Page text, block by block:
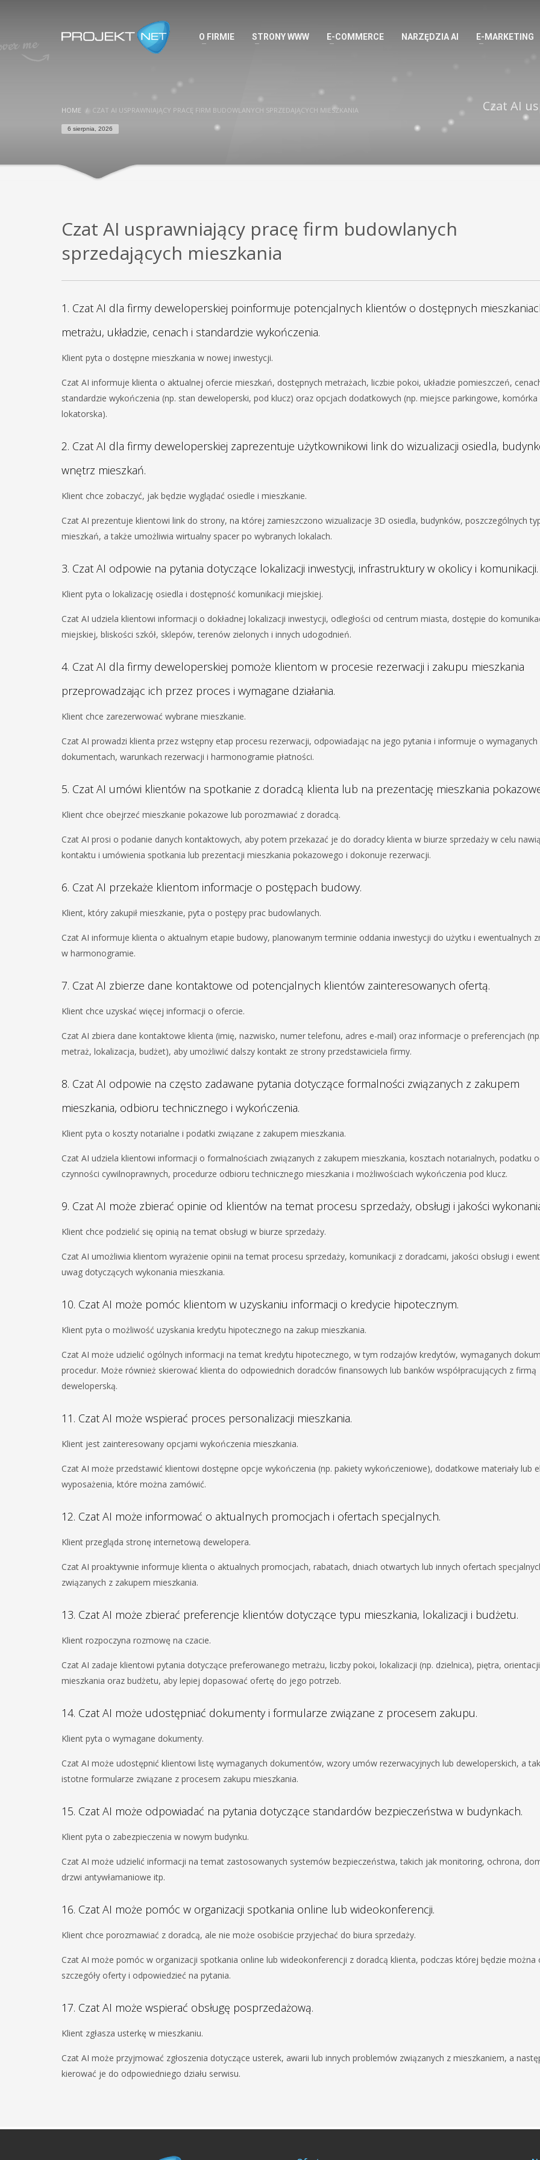
O FIRMIE STRONY WWW E-COMMERCE NARZĘDZIA AI E-MARKETING
HOME CZAT AI USPRAWNIAJĄCY PRACĘ FIRM BUDOWLANYCH SPRZEDAJĄCYCH MIESZKANIA
6 sierpnia, 2026
Czat AI
Czat AI usprawniający pracę firm budowlanych
sprzedających mieszkania
1. Czat AI dla firmy deweloperskiej poinformuje potencjalnych klientów o dostępnych
metrażu, układzie, cenach i standardzie wykończenia.
Klient pyta o dostępne mieszkania w nowej inwestycji.
Czat AI informuje klienta o aktualnej ofercie mieszkań, dostępnych metrażach, liczbie pokoi, układzie pomieszczeń,
standardzie wykończenia (np. stan deweloperski, pod klucz) oraz opcjach dodatkowych (np. miejsce parkingowe, komórka
lokatorska).
2. Czat AI dla firmy deweloperskiej zaprezentuje użytkownikowi link do wizualizacji osiedla,
wnętrz mieszkań.
Klient chce zobaczyć, jak będzie wyglądać osiedle i mieszkanie.
Czat AI prezentuje klientowi link do strony, na której zamieszczono wizualizacje 3D osiedla, budynków, poszczególnych
mieszkań, a także umożliwia wirtualny spacer po wybranych lokalach.
3. Czat AI odpowie na pytania dotyczące lokalizacji inwestycji, infrastruktury w okolicy i komunikacji.
Klient pyta o lokalizację osiedla i dostępność komunikacji miejskiej.
Czat AI udziela klientowi informacji o dokładnej lokalizacji inwestycji, odległości od centrum miasta, dostępie do
miejskiej, bliskości szkół, sklepów, terenów zielonych i innych udogodnień.
4. Czat AI dla firmy deweloperskiej pomoże klientom w procesie rezerwacji i zakupu mieszkania
przeprowadzając ich przez proces i wymagane działania.
Klient chce zarezerwować wybrane mieszkanie.
Czat AI prowadzi klienta przez wstępny etap procesu rezerwacji, odpowiadając na jego pytania i informuje o wymaganych
dokumentach, warunkach rezerwacji i harmonogramie płatności.
5. Czat AI umówi klientów na spotkanie z doradcą klienta lub na prezentację mieszkania
Klient chce obejrzeć mieszkanie pokazowe lub porozmawiać z doradcą.
Czat AI prosi o podanie danych kontaktowych, aby potem przekazać je do doradcy klienta w biurze sprzedaży w celu
kontaktu i umówienia spotkania lub prezentacji mieszkania pokazowego i dokonuje rezerwacji.
6. Czat AI przekaże klientom informacje o postępach budowy.
Klient, który zakupił mieszkanie, pyta o postępy prac budowlanych.
Czat AI informuje klienta o aktualnym etapie budowy, planowanym terminie oddania inwestycji do użytku i ewentualnych
w harmonogramie.
7. Czat AI zbierze dane kontaktowe od potencjalnych klientów zainteresowanych ofertą.
Klient chce uzyskać więcej informacji o ofercie.
Czat AI zbiera dane kontaktowe klienta (imię, nazwisko, numer telefonu, adres e-mail) oraz informacje o preferencjach (np.
metraż, lokalizacja, budżet), aby umożliwić dalszy kontakt ze strony przedstawiciela firmy.
8. Czat AI odpowie na często zadawane pytania dotyczące formalności związanych z zakupem
mieszkania, odbioru technicznego i wykończenia.
Klient pyta o koszty notarialne i podatki związane z zakupem mieszkania.
Czat AI udziela klientowi informacji o formalnościach związanych z zakupem mieszkania, kosztach notarialnych, podatku
czynności cywilnoprawnych, procedurze odbioru technicznego mieszkania i możliwościach wykończenia pod klucz.
9. Czat AI może zbierać opinie od klientów na temat procesu sprzedaży, obsługi i jakości
Klient chce podzielić się opinią na temat obsługi w biurze sprzedaży.
Czat AI umożliwia klientom wyrażenie opinii na temat procesu sprzedaży, komunikacji z doradcami, jakości obsługi i
uwag dotyczących wykonania mieszkania.
10. Czat AI może pomóc klientom w uzyskaniu informacji o kredycie hipotecznym.
Klient pyta o możliwość uzyskania kredytu hipotecznego na zakup mieszkania.
Czat AI może udzielić ogólnych informacji na temat kredytu hipotecznego, w tym rodzajów kredytów, wymaganych
procedur. Może również skierować klienta do odpowiednich doradców finansowych lub banków współpracujących z firmą
deweloperską.
11. Czat AI może wspierać proces personalizacji mieszkania.
Klient jest zainteresowany opcjami wykończenia mieszkania.
Czat AI może przedstawić klientowi dostępne opcje wykończenia (np. pakiety wykończeniowe), dodatkowe materiały lub
wyposażenia, które można zamówić.
12. Czat AI może informować o aktualnych promocjach i ofertach specjalnych.
Klient przegląda stronę internetową dewelopera.
Czat AI proaktywnie informuje klienta o aktualnych promocjach, rabatach, dniach otwartych lub innych ofertach
związanych z zakupem mieszkania.
13. Czat AI może zbierać preferencje klientów dotyczące typu mieszkania, lokalizacji i budżetu.
Klient rozpoczyna rozmowę na czacie.
Czat AI zadaje klientowi pytania dotyczące preferowanego metrażu, liczby pokoi, lokalizacji (np. dzielnica), piętra, orientacji
mieszkania oraz budżetu, aby lepiej dopasować ofertę do jego potrzeb.
14. Czat AI może udostępniać dokumenty i formularze związane z procesem zakupu.
Klient pyta o wymagane dokumenty.
Czat AI może udostępnić klientowi listę wymaganych dokumentów, wzory umów rezerwacyjnych lub deweloperskich, a
istotne formularze związane z procesem zakupu mieszkania.
15. Czat AI może odpowiadać na pytania dotyczące standardów bezpieczeństwa w budynkach.
Klient pyta o zabezpieczenia w nowym budynku.
Czat AI może udzielić informacji na temat zastosowanych systemów bezpieczeństwa, takich jak monitoring, ochrona,
drzwi antywłamaniowe itp.
16. Czat AI może pomóc w organizacji spotkania online lub wideokonferencji.
Klient chce porozmawiać z doradcą, ale nie może osobiście przyjechać do biura sprzedaży.
Czat AI może pomóc w organizacji spotkania online lub wideokonferencji z doradcą klienta, podczas której będzie można
szczegóły oferty i odpowiedzieć na pytania.
17. Czat AI może wspierać obsługę posprzedażową.
Klient zgłasza usterkę w mieszkaniu.
Czat AI może przyjmować zgłoszenia dotyczące usterek, awarii lub innych problemów związanych z mieszkaniem, a
kierować je do odpowiedniego działu serwisu.